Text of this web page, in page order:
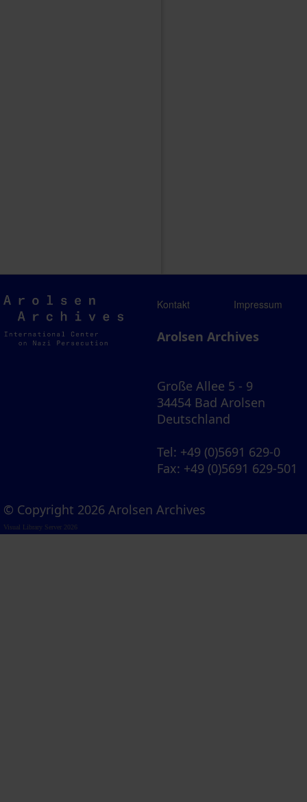
Arolsen
Archives
Kontakt Impressum
Arolsen Archives
Große Allee 5 - 9
34454 Bad Arolsen
Deutschland
Tel: +49 (0)5691 629-0
Fax: +49 (0)5691 629-501
© Copyright 2026 Arolsen Archives
Visual Library Server 2026